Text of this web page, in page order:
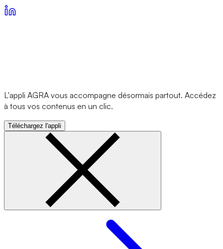
L'appli AGRA vous accompagne désormais partout. Accédez
à tous vos contenus en un clic.
Téléchargez l'appli